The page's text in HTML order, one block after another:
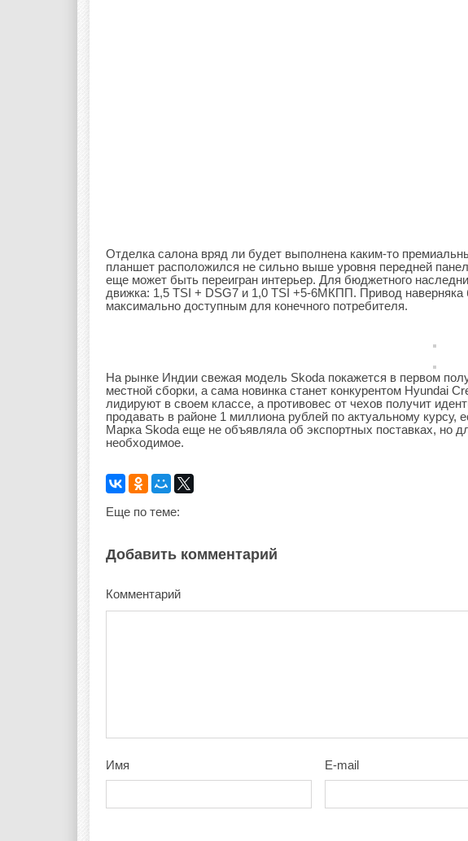
Отделка салона вряд ли будет выполнена каким-то
планшет расположился не сильно выше уровня передней
еще может быть переигран интерьер. Для бюджетного
движка: 1,5 TSI + DSG7 и 1,0 TSI +5-6МКПП. Привод
максимально доступным для конечного потребителя.
На рынке Индии свежая модель Skoda покажется в первом
местной сборки, а сама новинка станет конкурентом Hyundai
лидируют в своем классе, а противовес от чехов получит
продавать в районе 1 миллиона рублей по актуальному курсу,
Марка Skoda еще не объявляла об экспортных поставках, но
необходимое.
Еще по теме:
Добавить комментарий
Комментарий
Имя E-mail